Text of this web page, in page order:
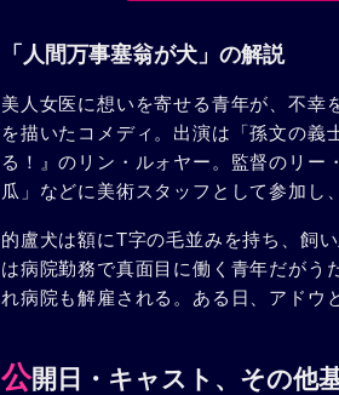
「人間万事塞翁が犬」の解説
美人女医に想いを寄せる青年が、不幸
を描いたコメディ。出演は「孫文の義
る！』のリン・ルォヤー。監督のリー
瓜」などに美術スタッフとして参加し
的盧犬は額にT字の毛並みを持ち、飼
は病院勤務で真面目に働く青年だがう
れ病院も解雇される。ある日、アド
公開日・キャスト、その他